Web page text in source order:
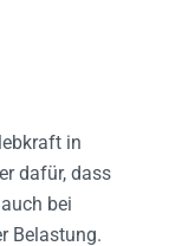
in
dafür, dass
bei
Belastung.